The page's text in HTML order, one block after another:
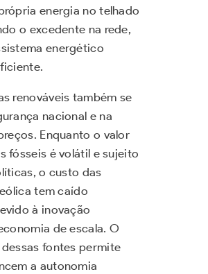
energia no telhado
o excedente na rede,
energético
renováveis também se
nacional e na
Enquanto o valor
fósseis é volátil e sujeito
o custo das
tem caído
à inovação
de escala. O
fontes permite
a autonomia